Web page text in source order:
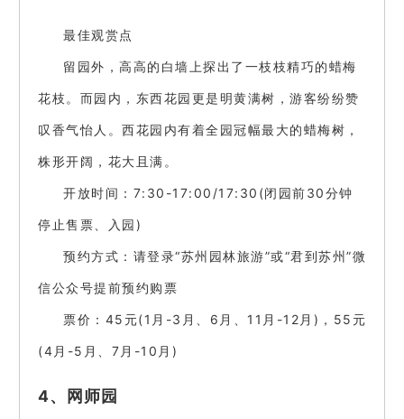
最佳观赏点
留园外，高高的白墙上探出了一枝枝精巧的蜡梅
花枝。而园内，东西花园更是明黄满树，游客纷纷赞
叹香气怡人。西花园内有着全园冠幅最大的蜡梅树，
株形开阔，花大且满。
开放时间：7:30-17:00/17:30(闭园前30分钟
停止售票、入园)
预约方式：请登录“苏州园林旅游”或“君到苏州”微
信公众号提前预约购票
票价：45元(1月-3月、6月、11月-12月)，55元
(4月-5月、7月-10月)
4、网师园